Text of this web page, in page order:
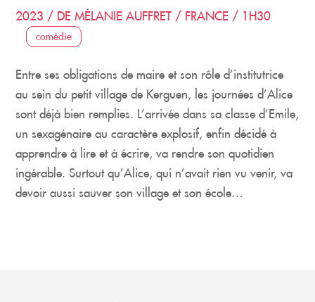
2023 / DE MÉLANIE AUFFRET / FRANCE / 1H30
comédie
Entre ses obligations de maire et son rôle d’institutrice
au sein du petit village de Kerguen, les journées d’Alice
sont déjà bien remplies. L’arrivée dans sa classe d’Emile,
un sexagénaire au caractère explosif, enfin décidé à
apprendre à lire et à écrire, va rendre son quotidien
ingérable. Surtout qu’Alice, qui n’avait rien vu venir, va
devoir aussi sauver son village et son école…